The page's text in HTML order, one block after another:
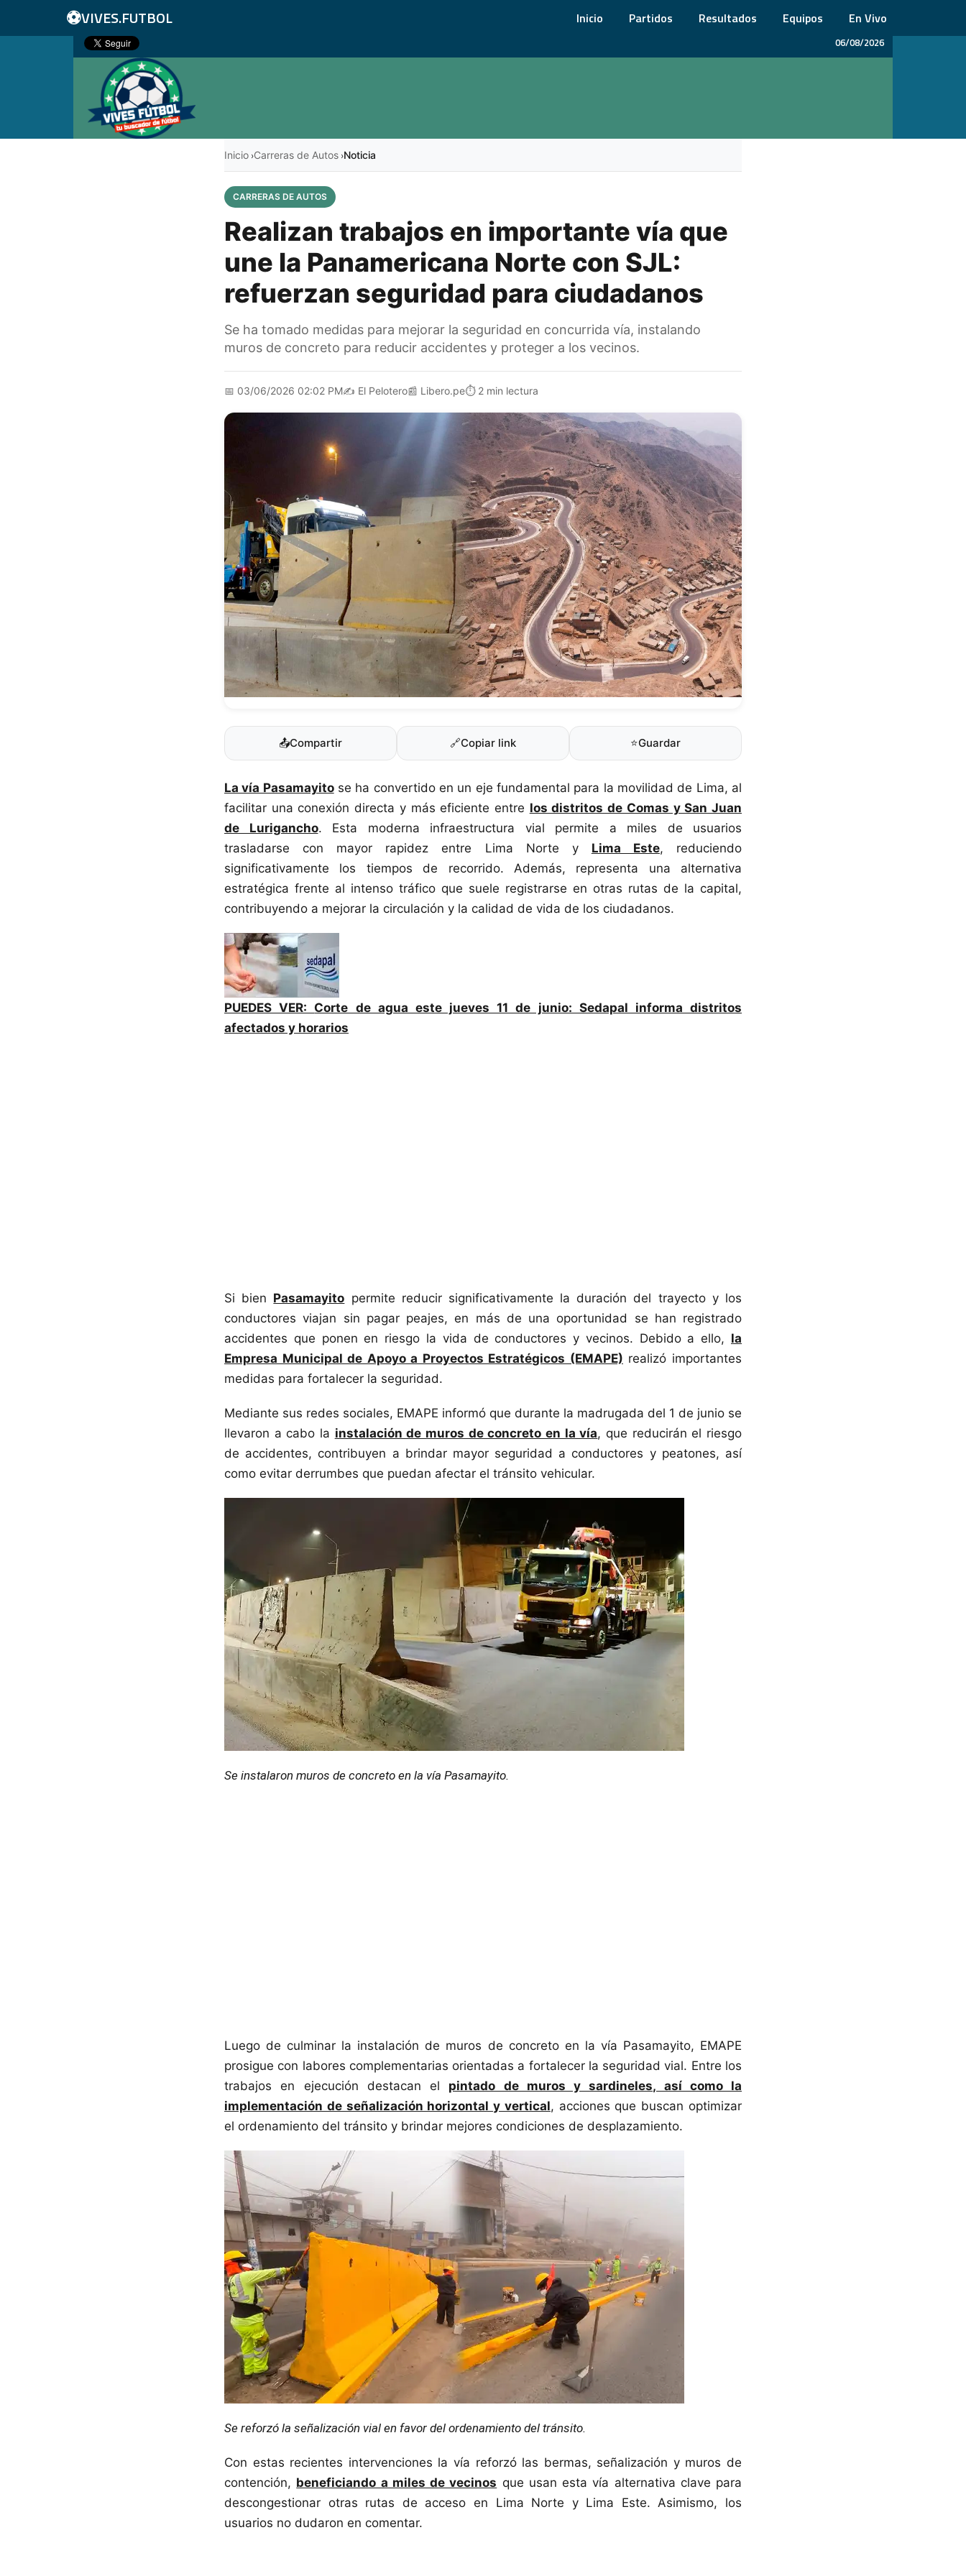
⚽VIVES.FUTBOL Inicio Partidos Resultados Equipos En Vivo
06/08/2026
Inicio ›Carreras de Autos ›Noticia
CARRERAS DE AUTOS
Realizan trabajos en importante vía que
une la Panamericana Norte con SJL:
refuerzan seguridad para ciudadanos
Se ha tomado medidas para mejorar la seguridad en concurrida vía, instalando
muros de concreto para reducir accidentes y proteger a los vecinos.
📅 03/06/2026 02:02 PM✍️ El Pelotero📰 Libero.pe⏱️ 2 min lectura
📤Compartir 🔗Copiar link ⭐Guardar
La vía Pasamayitose ha convertido en un eje fundamental para la movilidad de Lima, al
facilitar una conexión directa y más eficiente entre los distritos de Comas y San Juan
de Lurigancho. Esta moderna infraestructura vial permite a miles de usuarios
trasladarse con mayor rapidez entre Lima Norte y Lima Este, reduciendo
significativamente los tiempos de recorrido. Además, representa una alternativa
estratégica frente al intenso tráfico que suele registrarse en otras rutas de la capital,
contribuyendo a mejorar la circulación y la calidad de vida de los ciudadanos.
PUEDES VER: Corte de agua este jueves 11 de junio: Sedapal informa distritos
afectados y horarios
Si bien Pasamayito permite reducir significativamente la duración del trayecto y los
conductores viajan sin pagar peajes, en más de una oportunidad se han registrado
accidentes que ponen en riesgo la vida de conductores y vecinos. Debido a ello, la
Empresa Municipal de Apoyo a Proyectos Estratégicos (EMAPE) realizó importantes
medidas para fortalecer la seguridad.
Mediante sus redes sociales, EMAPE informó que durante la madrugada del 1 de junio se
llevaron a cabo la instalación de muros de concreto en la vía, que reducirán el riesgo
de accidentes, contribuyen a brindar mayor seguridad a conductores y peatones, así
como evitar derrumbes que puedan afectar el tránsito vehicular.
Se instalaron muros de concreto en la vía Pasamayito.
Luego de culminar la instalación de muros de concreto en la vía Pasamayito, EMAPE
prosigue con labores complementarias orientadas a fortalecer la seguridad vial. Entre los
trabajos en ejecución destacan el pintado de muros y sardineles, así como la
implementación de señalización horizontal y vertical, acciones que buscan optimizar
el ordenamiento del tránsito y brindar mejores condiciones de desplazamiento.
Se reforzó la señalización vial en favor del ordenamiento del tránsito.
Con estas recientes intervenciones la vía reforzó las bermas, señalización y muros de
contención, beneficiando a miles de vecinos que usan esta vía alternativa clave para
descongestionar otras rutas de acceso en Lima Norte y Lima Este. Asimismo, los
usuarios no dudaron en comentar.